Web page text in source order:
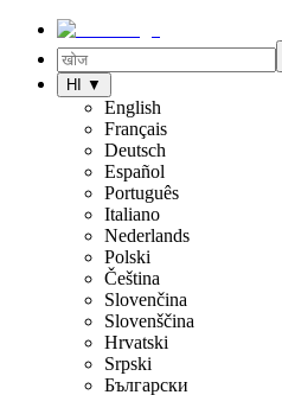
HI ▼
English
Français
Deutsch
Español
Português
Italiano
Nederlands
Polski
Čeština
Slovenčina
Slovenščina
Hrvatski
Srpski
Български